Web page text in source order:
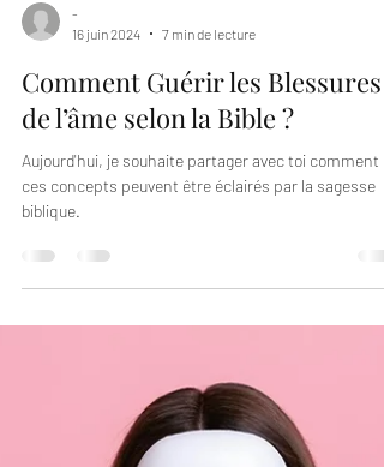
Comment Guérir les Blessures
de l’âme selon la Bible ?
Aujourd'hui, je souhaite partager avec toi comment
ces concepts peuvent être éclairés par la sagesse